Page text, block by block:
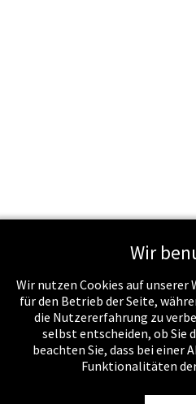
Wir
Wir nutzen Cookies auf unserer
für den Betrieb der Seite,
die Nutzererfahrung zu
selbst entscheiden, ob Sie
beachten Sie, dass bei
Funktionalitäten